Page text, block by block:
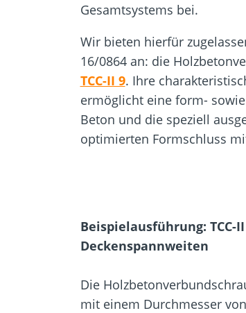
Gesamtsystems bei.
Wir bieten hierfür
16/0864 an: die
TCC-II 9. Ihre
ermöglicht eine form-
Beton und die speziell
optimierten Formschluss
Beispielausführung: TCC-
Deckenspannweiten
Die
mit einem Durchmesser